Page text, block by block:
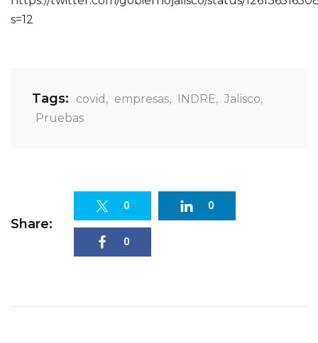
s=12
Tags: covid , empresas, INDRE, Jalisco,
Pruebas
Share:
0 0
0